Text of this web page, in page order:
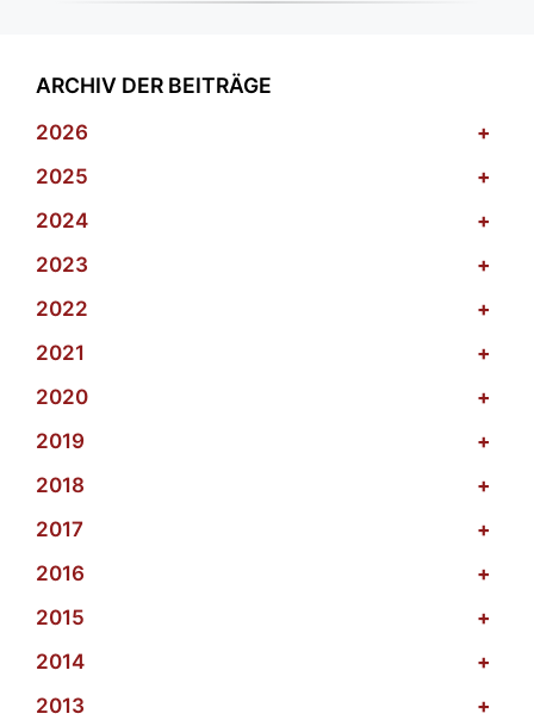
ARCHIV DER BEITRÄGE
2026
+
2025
+
2024
+
2023
+
2022
+
2021
+
2020
+
2019
+
2018
+
2017
+
2016
+
2015
+
2014
+
2013
+